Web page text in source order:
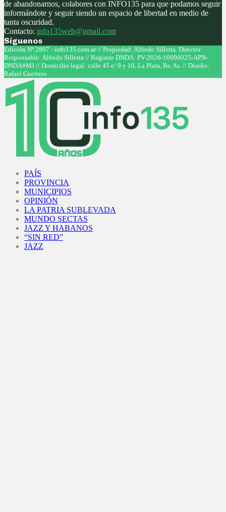
de abandonarnos, colabores con INFO135 para que podamos seguir
informándote y seguir siendo un espacio de libertad en medio de
tanta oscuridad.
Contacto: info135web@gmail.com
Síguenos
Facebook
Twitter
Instagram
Youtube
Edición Nº 2807 - info135.com.ar // Propiedad: Alfredo Silletta. Director
Responsable: Alfredo Silletta // Registro DNDA: PV-2026-10090025-APN-
DNDA#MJ // Domicilio legal: calle 45 e/ 9 y 10, La Plata, Bs. As. // Diseño:
Rafael Guerrero
PAÍS
PROVINCIA
MUNICIPIOS
OPINIÓN
LA PATRIA SUBLEVADA
MUNDO SECTAS
JAZZ Y HABANOS
“SIN RED”
JAZZ